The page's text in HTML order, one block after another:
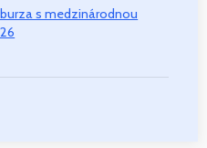
s medzinárodnou